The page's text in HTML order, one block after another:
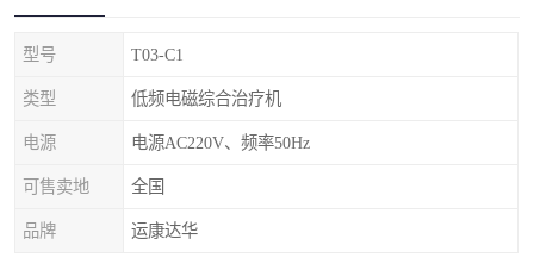
型号 T03-C1
类型 低频电磁综合治疗机
电源 电源AC220V、频率50Hz
可售卖地 全国
品牌 运康达华